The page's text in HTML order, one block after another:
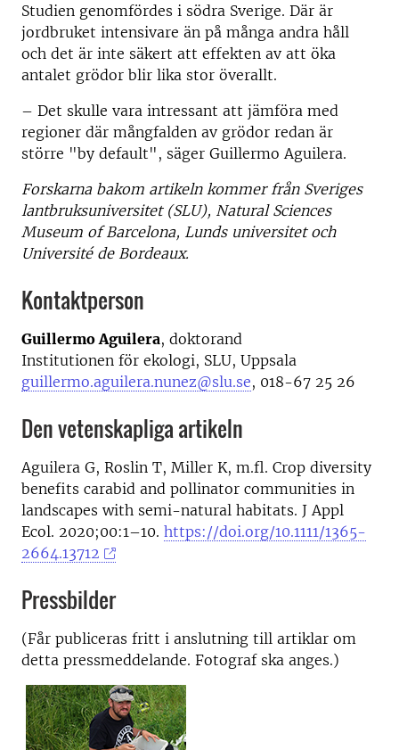
Studien genomfördes i södra Sverige. Där är
jordbruket intensivare än på många andra håll
och det är inte säkert att effekten av att öka
antalet grödor blir lika stor överallt.
– Det skulle vara intressant att jämföra med
regioner där mångfalden av grödor redan är
större "by default", säger Guillermo Aguilera.
Forskarna bakom artikeln kommer från Sveriges
lantbruksuniversitet (SLU), Natural Sciences
Museum of Barcelona, Lunds universitet och
Université de Bordeaux.
Kontaktperson
Guillermo Aguilera, doktorand
Institutionen för ekologi, SLU, Uppsala
guillermo.aguilera.nunez@slu.se, 018-67 25 26
Den vetenskapliga artikeln
Aguilera G, Roslin T, Miller K, m.fl. Crop diversity
benefits carabid and pollinator communities in
landscapes with semi-natural habitats. J Appl
Ecol. 2020;00:1–10. https://doi.org/10.1111/1365-
2664.13712
Pressbilder
(Får publiceras fritt i anslutning till artiklar om
detta pressmeddelande. Fotograf ska anges.)